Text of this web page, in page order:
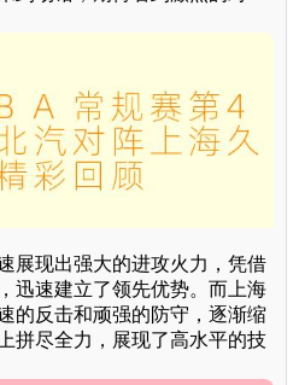
展现出强大的进攻火力，凭借
迅速建立了领先优势。而上海
的反击和顽强的防守，逐渐缩
拼尽全力，展现了高水平的技